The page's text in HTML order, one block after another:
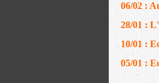
06/02 :
28/01 :
10/01 :
05/01 :